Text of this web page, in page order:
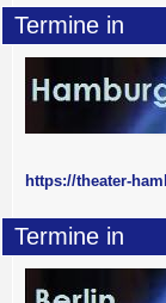
Termine in
https://theater-
Termine in